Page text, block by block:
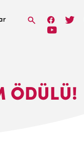
ÖDÜLÜ!